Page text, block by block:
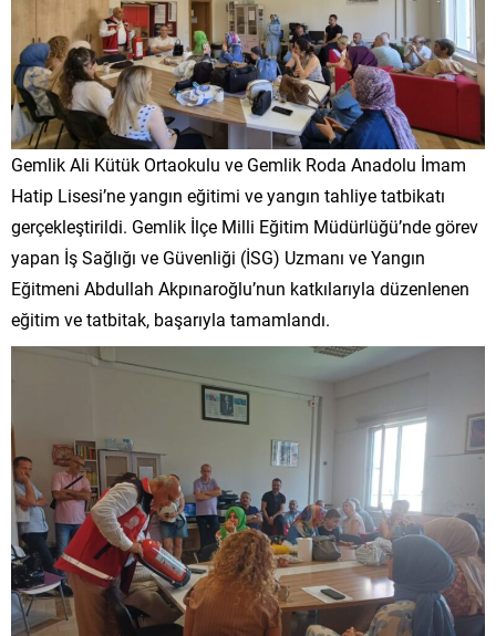
Gemlik Ali Kütük Ortaokulu ve Gemlik Roda Anadolu İmam
Hatip Lisesi’ne yangın eğitimi ve yangın tahliye tatbikatı
gerçekleştirildi. Gemlik İlçe Milli Eğitim Müdürlüğü’nde görev
yapan İş Sağlığı ve Güvenliği (İSG) Uzmanı ve Yangın
Eğitmeni Abdullah Akpınaroğlu’nun katkılarıyla düzenlenen
eğitim ve tatbitak, başarıyla tamamlandı.